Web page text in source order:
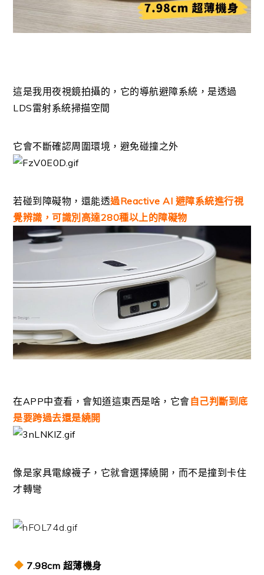
這是我用夜視鏡拍攝的， 它的導航避障系統，是透過
LDS雷射系統掃描空間
它會不斷確認周圍環境，避免碰撞之外
若碰到障礙物，還能透過Reactive AI 避障系統進行視
覺辨識，可識別 高達280種以上的障礙物
在APP中查看，會知道這東西是啥， 它會自己判斷到底
是要跨過去還是繞開
像是家具電線襪子，它就會選擇繞開， 而不是撞到卡住
才轉彎
7.98cm 超薄機身